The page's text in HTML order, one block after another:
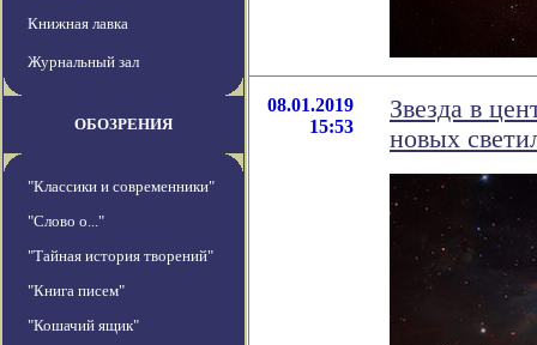
Книжная лавка
Журнальный зал
ОБОЗРЕНИЯ
"Классики и современники"
"Слово о..."
"Тайная история творений"
"Книга писем"
"Кошачий ящик"
08.01.2019
15:53
Звезда в
новых